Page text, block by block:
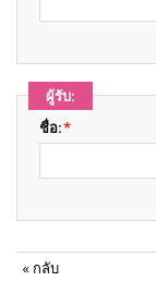
ผู้รับ:
*
ชื่อ:
« กลับ